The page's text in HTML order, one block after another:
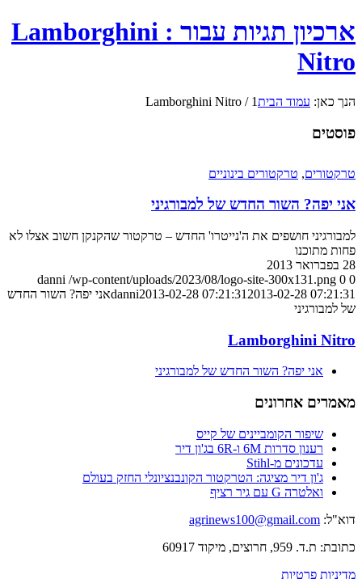
ארכיון תגיות עבור : Lamborghini
Nitro
הנך כאן: עמוד הבית1
/
Lamborghini Nitro
פוסטים
טרקטורים, טרקטורים בינוניים
אני יפה? השור החדש של למבורגיני
למבורגיני חושפים את ה'נייטרו' החדש – טרקטור שהקנקן חשוב אצלו לא
פחות מתוכנו
28 בפברואר 2013
0
0
danni /wp-content/uploads/2023/08/logo-site-300x131.png
danni2013-02-28 07:21:31 2013-02-28 07:21:31
אני יפה? השור החדש
של למבורגיני
Lamborghini Nitro
אני יפה? השור החדש של למבורגיני
מאמרים אחרונים
שיפור הקומביינים של קייס
רענון סדרות 6M ו-6R בג'ון דיר
עדכונים מ-Stihl
ג'ון דיר מציגה: הטרקטור הקונבנציונלי החזק בעולם
ואלטרה G עם גיר רציף
דוא"ל: agrinews100@gmail.com
כתובת: ת.ד. 959, חרוצים, מיקוד 60917
מדיניות פרטיות